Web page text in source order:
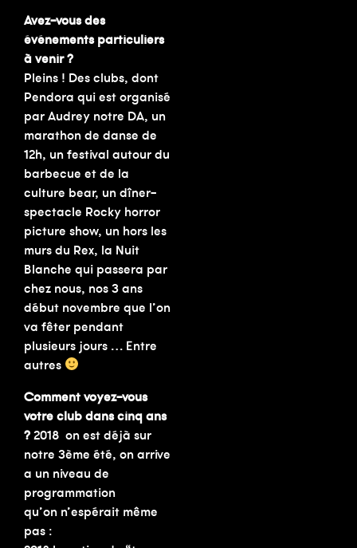
Avez-vous des
événements particuliers
à venir ?
Pleins ! Des clubs, dont
Pendora qui est organisé
par Audrey notre DA, un
marathon de danse de
12h, un festival autour du
barbecue et de la
culture bear, un dîner-
spectacle Rocky horror
picture show, un hors les
murs du Rex, la Nuit
Blanche qui passera par
chez nous, nos 3 ans
début novembre que l’on
va fêter pendant
plusieurs jours … Entre
autres
Comment voyez-vous
votre club dans cinq ans
? 2018 on est déjà sur
notre 3ème été, on arrive
a un niveau de
programmation
qu’on n’espérait même
pas :